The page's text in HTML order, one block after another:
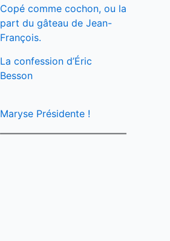
Copé comme cochon, ou la
part du gâteau de Jean-
François.
La confession d’Éric
Besson
Maryse Présidente !